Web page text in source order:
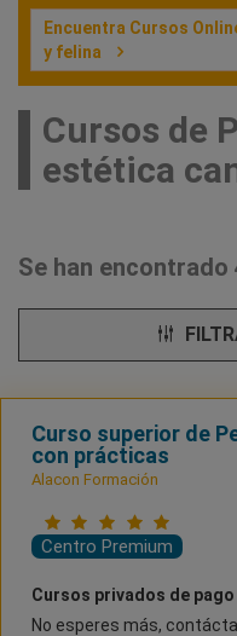
Encuentra Cursos
y felina
Cursos de
estética
Se han encontrado
Curso superior de
con prácticas
Alacon Formación
Centro Premium
Cursos privados de
No esperes más,